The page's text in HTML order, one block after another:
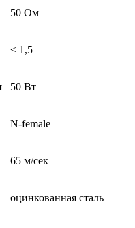
50 Ом
≤ 1,5
50 Вт
N-female
65 м/сек
оцинкованная сталь